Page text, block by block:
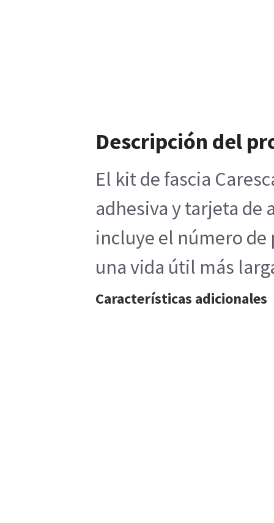
Descripción del
El kit de fascia
adhesiva y tarjeta
incluye el número
una vida útil más
Características adicionales